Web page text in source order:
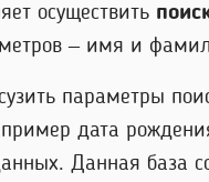
осуществить
– имя и
параметры
дата
Данная база